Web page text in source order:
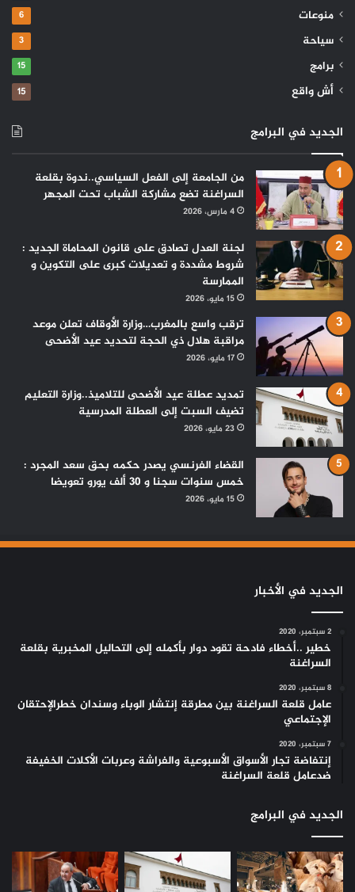
منوعات 6
سياحة 3
برامج 15
أش واقع 15
الجديد في البرامج
من الجامعة إلى الفعل السياسي..ندوة بقلعة
السراغنة تضع مشاركة الشباب تحت المجهر
4 مارس، 2026
لجنة العدل تصادق على قانون المحاماة الجديد :
شروط مشددة و تعديلات كبرى على التكوين و
الممارسة
15 مايو، 2026
ترقب واسع بالمغرب…وزارة الأوقاف تعلن موعد
مراقبة هلال ذي الحجة لتحديد عيد الأضحى
17 مايو، 2026
تمديد عطلة عيد الأضحى للتلاميذ..وزارة التعليم
تضيف السبت إلى العطلة المدرسية
23 مايو، 2026
القضاء الفرنسي يصدر حكمه بحق سعد المجرد :
خمس سنوات سجنا و 30 ألف يورو تعويضا
15 مايو، 2026
الجديد في الأخبار
2 سبتمبر، 2020
خطير ..أخطاء فادحة تقود دوار بأكمله إلى التحاليل المخبرية بقلعة
السراغنة
8 سبتمبر، 2020
عامل قلعة السراغنة بين مطرقة إنتشار الوباء وسندان خطرالإحتقان
الإجتماعي
7 سبتمبر، 2020
إنتفاضة تجار الأسواق الأسبوعية والفراشة وعربات الأكلات الخفيفة
ضدعامل قلعة السراغنة
الجديد في البرامج